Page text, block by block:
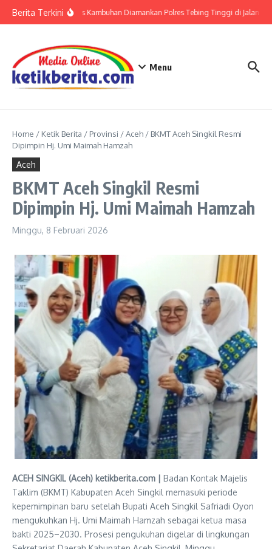
Berita TerkiniResidivis Kambuhan Diamankan Polres Tebing Tinggi di Jalan
Menu
Home / Ketik Berita / Provinsi /Aceh / BKMT Aceh Singkil Resmi
Dipimpin Hj. Umi Maimah Hamzah
Aceh
BKMT Aceh Singkil Resmi
Dipimpin Hj. Umi Maimah Hamzah
Minggu, 8 Februari 2026
ACEH SINGKIL (Aceh) ketikberita.com | Badan Kontak Majelis
Taklim (BKMT) Kabupaten Aceh Singkil memasuki periode
kepemimpinan baru setelah Bupati Aceh Singkil Safriadi Oyon
mengukuhkan Hj. Umi Maimah Hamzah sebagai ketua masa
bakti 2025–2030. Prosesi pengukuhan digelar di lingkungan